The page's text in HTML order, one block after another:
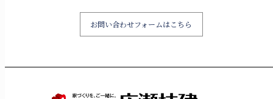
お問い合わせフォームはこちら